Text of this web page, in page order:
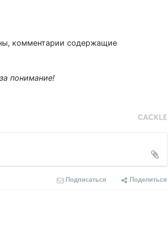
комментарии содержащие
понимание!
Подписаться Поделиться